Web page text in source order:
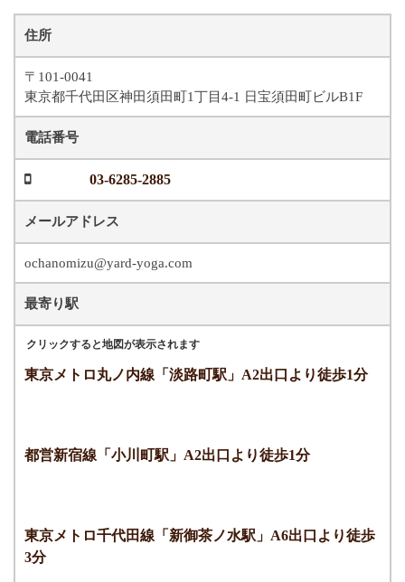
住所
〒101-0041
東京都千代田区神田須田町1丁目4-1 日宝須田町ビルB1F
電話番号
03-6285-2885
メールアドレス
ochanomizu@yard-yoga.com
最寄り駅
クリックすると地図が表示されます
東京メトロ丸ノ内線「淡路町駅」A2出口より徒歩1分
都営新宿線「小川町駅」A2出口より徒歩1分
東京メトロ千代田線「新御茶ノ水駅」A6出口より徒歩
3分